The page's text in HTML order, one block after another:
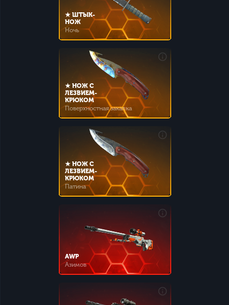
★ ШТЫК-
НОЖ
Ночь
★ НОЖ С
ЛЕЗВИЕМ-
КРЮКОМ
Поверхностная закалка
★ НОЖ С
ЛЕЗВИЕМ-
КРЮКОМ
Патина
AWP
Азимов